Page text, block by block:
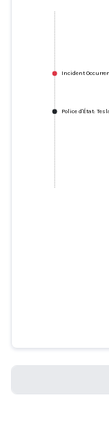
Incident
Police d'État: